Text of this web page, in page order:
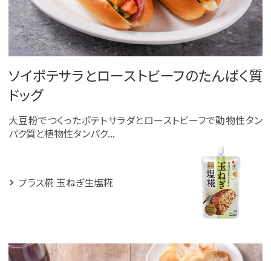
ソイポテサラとローストビーフのたんぱく質
ドッグ
大豆粉でつくったポテトサラダとローストビーフで動物性タン
パク質と植物性タンパク...
プラス糀 玉ねぎ生塩糀